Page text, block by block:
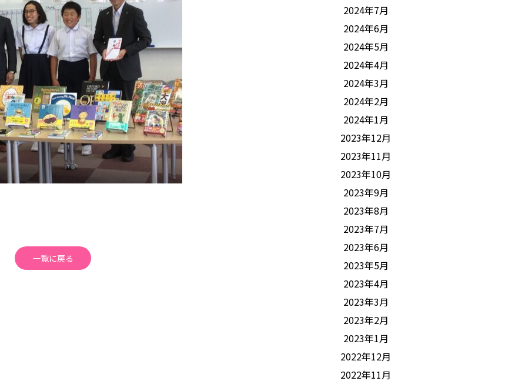
一覧に戻る
2024年7月
2024年6月
2024年5月
2024年4月
2024年3月
2024年2月
2024年1月
2023年12月
2023年11月
2023年10月
2023年9月
2023年8月
2023年7月
2023年6月
2023年5月
2023年4月
2023年3月
2023年2月
2023年1月
2022年12月
2022年11月